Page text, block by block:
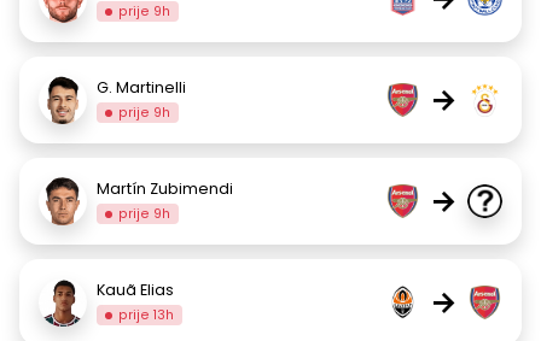
prije 9h
G. Martinelli
prije 9h →
Martín Zubimendi
prije 9h →
Kauã Elias
prije 13h →